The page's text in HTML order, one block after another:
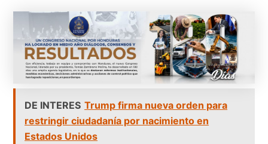
DE INTERES Trump firma nueva orden para
restringir ciudadanía por nacimiento en
Estados Unidos